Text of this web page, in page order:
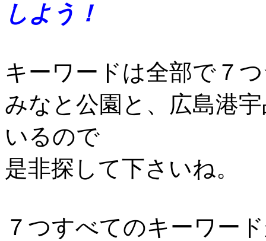
しよう！
キーワードは全部
みなと公園と、広島港
いるので
是非探して下さいね。
７つすべてのキーワー